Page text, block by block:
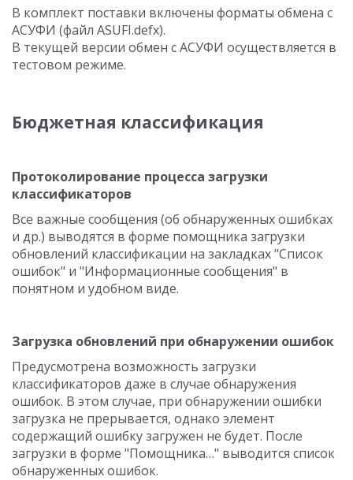
В комплект поставки включены форматы обмена с
АСУФИ (файл ASUFI.defx).
В текущей версии обмен с АСУФИ осуществляется в
тестовом режиме.
Бюджетная классификация
Протоколирование процесса загрузки
классификаторов
Все важные сообщения (об обнаруженных ошибках
и др.) выводятся в форме помощника загрузки
обновлений классификации на закладках "Список
ошибок" и "Информационные сообщения" в
понятном и удобном виде.
Загрузка обновлений при обнаружении ошибок
Предусмотрена возможность загрузки
классификаторов даже в случае обнаружения
ошибок. В этом случае, при обнаружении ошибки
загрузка не прерывается, однако элемент
содержащий ошибку загружен не будет. После
загрузки в форме "Помощника…" выводится список
обнаруженных ошибок.